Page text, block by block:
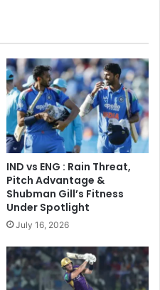
IND vs ENG : Rain Threat,
Pitch Advantage &
Shubman Gill’s Fitness
Under Spotlight
July 16, 2026